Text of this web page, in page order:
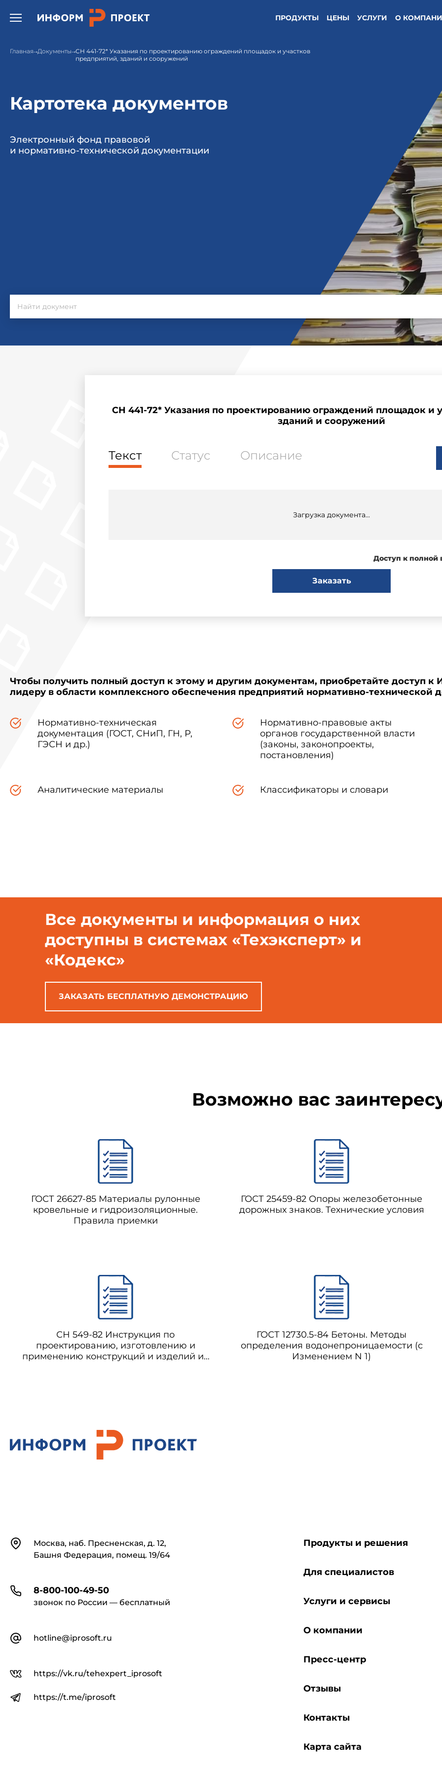
Открыть бургер меню. ПРОДУКТЫ ЦЕНЫ УСЛУГИ О
Главная Документы СН 441-72* Указания по проектированию ограждений площадок и участков
предприятий, зданий и сооружений
Картотека документов
Электронный фонд правовой
и нормативно-технической документации
СН 441-72* Указания по проектированию ограждений площадок и
зданий и сооружений
Текст Статус Описание
Загрузка документа...
Доступ к полной
Заказать
Чтобы получить полный доступ к этому и другим документам, приобретайте доступ к
лидеру в области комплексного обеспечения предприятий нормативно-технической
Нормативно-техническая
документация (ГОСТ, СНиП, ГН, Р,
ГЭСН и др.)
Нормативно-правовые акты
органов государственной власти
(законы, законопроекты,
постановления)
Аналитические материалы Классификаторы и словари
Все документы и информация о них
доступны в системах «Техэксперт» и
«Кодекс»
ЗАКАЗАТЬ БЕСПЛАТНУЮ ДЕМОНСТРАЦИЮ
Возможно вас
ГОСТ 26627-85 Материалы рулонные
кровельные и гидроизоляционные.
Правила приемки
ГОСТ 25459-82 Опоры железобетонные
дорожных знаков. Технические условия
СН 549-82 Инструкция по
проектированию, изготовлению и
применению конструкций и изделий из
ГОСТ 12730.5-84 Бетоны. Методы
определения водонепроницаемости (с
Изменением N 1)
КонтактыМосква, наб. Пресненская, д. 12,
Башня Федерация, помещ. 19/64
8-800-100-49-50
звонок по России — бесплатный
hotline@iprosoft.ru
https://vk.ru/tehexpert_iprosoft
https://t.me/iprosoft
Продукты и решения
Для специалистов
Услуги и сервисы
О компании
Пресс-центр
Отзывы
Контакты
Карта сайта